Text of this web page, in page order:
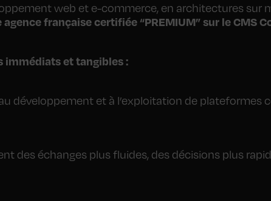
web et e-commerce, en architectures sur
française certifiée “PREMIUM” sur le CMS
immédiats et tangibles :
développement et à l’exploitation de plateformes
des échanges plus fluides, des décisions plus